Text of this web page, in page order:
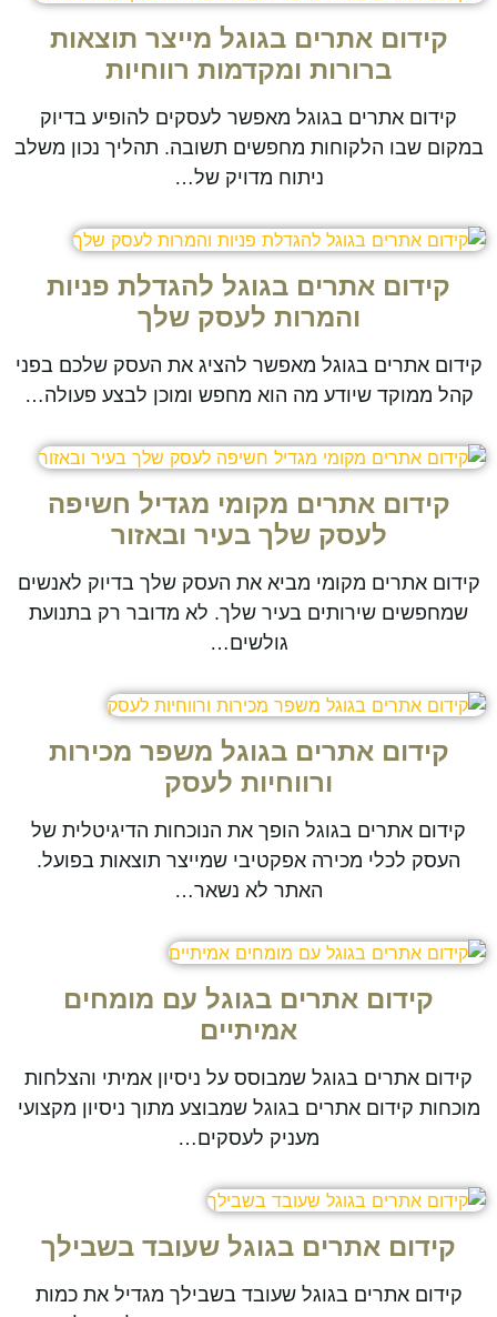
קידום אתרים בגוגל מייצר תוצאות
ברורות ומקדמות רווחיות
קידום אתרים בגוגל מאפשר לעסקים להופיע בדיוק
במקום שבו הלקוחות מחפשים תשובה. תהליך נכון משלב
ניתוח מדויק של…
קידום אתרים בגוגל להגדלת פניות
והמרות לעסק שלך
קידום אתרים בגוגל מאפשר להציג את העסק שלכם בפני
קהל ממוקד שיודע מה הוא מחפש ומוכן לבצע פעולה…
קידום אתרים מקומי מגדיל חשיפה
לעסק שלך בעיר ובאזור
קידום אתרים מקומי מביא את העסק שלך בדיוק לאנשים
שמחפשים שירותים בעיר שלך. לא מדובר רק בתנועת
גולשים…
קידום אתרים בגוגל משפר מכירות
ורווחיות לעסק
קידום אתרים בגוגל הופך את הנוכחות הדיגיטלית של
העסק לכלי מכירה אפקטיבי שמייצר תוצאות בפועל.
האתר לא נשאר…
קידום אתרים בגוגל עם מומחים
אמיתיים
קידום אתרים בגוגל שמבוסס על ניסיון אמיתי והצלחות
מוכחות קידום אתרים בגוגל שמבוצע מתוך ניסיון מקצועי
מעניק לעסקים…
קידום אתרים בגוגל שעובד בשבילך
קידום אתרים בגוגל שעובד בשבילך מגדיל את כמות